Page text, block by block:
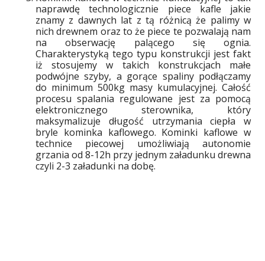
naprawdę technologicznie piece kafle jakie
znamy z dawnych lat z tą różnicą że palimy w
nich drewnem oraz to że piece te pozwalają nam
na obserwację palącego się ognia.
Charakterystyką tego typu konstrukcji jest fakt
iż stosujemy w takich konstrukcjach małe
podwójne szyby, a gorące spaliny podłączamy
do minimum 500kg masy kumulacyjnej. Całość
procesu spalania regulowane jest za pomocą
elektronicznego sterownika, który
maksymalizuje długość utrzymania ciepła w
bryle kominka kaflowego. Kominki kaflowe w
technice piecowej umożliwiają autonomie
grzania od 8-12h przy jednym załadunku drewna
czyli 2-3 załadunki na dobę.